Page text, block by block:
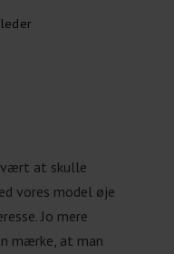
at skulle
vores model øje
Jo mere
mærke, at man